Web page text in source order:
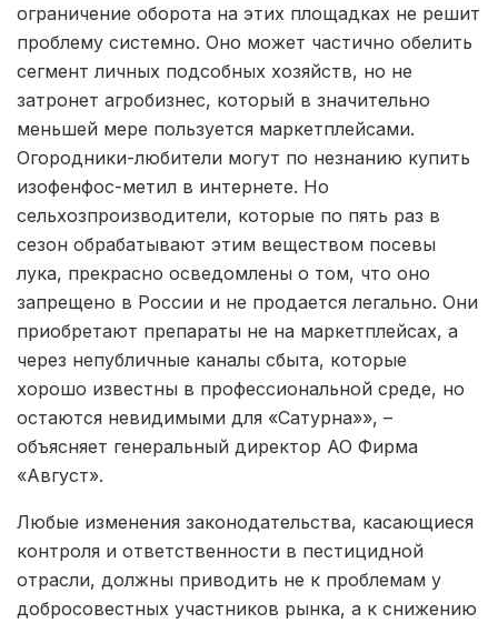
ограничение оборота на этих площадках не решит
проблему системно. Оно может частично обелить
сегмент личных подсобных хозяйств, но не
затронет агробизнес, который в значительно
меньшей мере пользуется маркетплейсами.
Огородники-любители могут по незнанию купить
изофенфос-метил в интернете. Но
сельхозпроизводители, которые по пять раз в
сезон обрабатывают этим веществом посевы
лука, прекрасно осведомлены о том, что оно
запрещено в России и не продается легально. Они
приобретают препараты не на маркетплейсах, а
через непубличные каналы сбыта, которые
хорошо известны в профессиональной среде, но
остаются невидимыми для «Сатурна»», –
объясняет генеральный директор АО Фирма
«Август».
Любые изменения законодательства, касающиеся
контроля и ответственности в пестицидной
отрасли, должны приводить не к проблемам у
добросовестных участников рынка, а к снижению